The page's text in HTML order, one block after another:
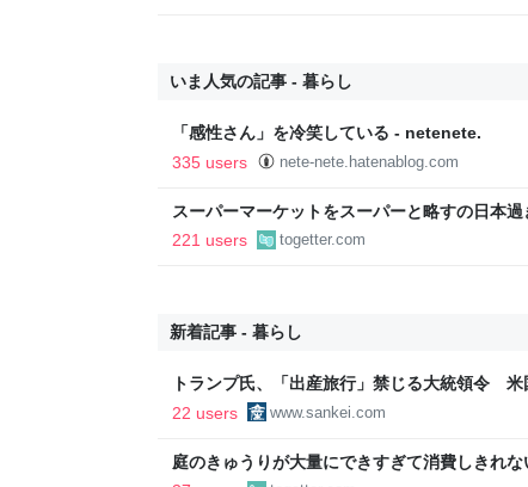
いま人気の記事 - 暮らし
「感性さん」を冷笑している - netenete.
335 users
nete-nete.hatenablog.com
スーパーマーケットをスーパーと略すの日本
であるべき」「海外でもある」など
221 users togetter.com
新着記事 - 暮らし
トランプ氏、「出産旅行」禁じる大統領令
の渡米を問題視
22 users www.sankei.com
庭のきゅうりが大量にできすぎて消費しきれ